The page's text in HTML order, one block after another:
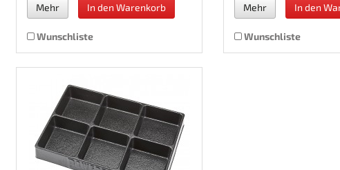
Mehr In den Warenkorb
Wunschliste
Mehr In den
Wunschliste